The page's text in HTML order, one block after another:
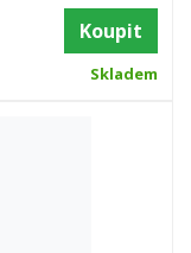
Koupit
Skladem